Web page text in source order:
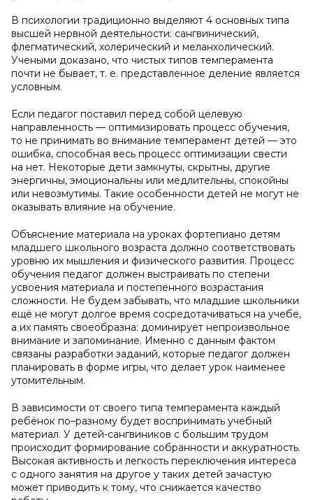
В психологии традиционно выделяют 4 основных типа
высшей нервной деятельности: сангвинический,
флегматический, холерический и меланхолический.
Учеными доказано, что чистых типов темперамента
почти не бывает, т. е. представленное деление является
условным.
Если педагог поставил перед собой целевую
направленность — оптимизировать процесс обучения,
то не принимать во внимание темперамент детей — это
ошибка, способная весь процесс оптимизации свести
на нет. Некоторые дети замкнуты, скрытны, другие
энергичны, эмоциональны или медлительны, спокойны
или невозмутимы. Такие особенности детей не могут не
оказывать влияние на обучение.
Объяснение материала на уроках фортепиано детям
младшего школьного возраста должно соответствовать
уровню их мышления и физического развития. Процесс
обучения педагог должен выстраивать по степени
усвоения материала и постепенного возрастания
сложности. Не будем забывать, что младшие школьники
ещё не могут долгое время сосредотачиваться на учебе,
а их память своеобразна: доминирует непроизвольное
внимание и запоминание. Именно с данным фактом
связаны разработки заданий, которые педагог должен
планировать в форме игры, что делает урок наименее
утомительным.
В зависимости от своего типа темперамента каждый
ребёнок по–разному будет воспринимать учебный
материал. У детей-сангвиников с большим трудом
происходит формирование собранности и аккуратность.
Высокая активность и легкость переключения интереса
с одного занятия на другое у таких детей зачастую
может приводить к тому, что снижается качество